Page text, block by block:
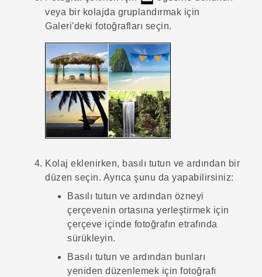
veya bir kolajda gruplandırmak için
Galeri'deki fotoğrafları seçin.
Kolaj eklenirken, basılı tutun ve ardından bir
düzen seçin. Ayrıca şunu da yapabilirsiniz:
Basılı tutun ve ardından özneyi
çerçevenin ortasına yerleştirmek için
çerçeve içinde fotoğrafın etrafında
sürükleyin.
Basılı tutun ve ardından bunları
yeniden düzenlemek için fotoğrafı